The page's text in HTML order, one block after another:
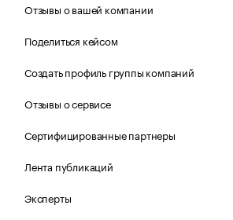
Отзывы о вашей компании
Поделиться кейсом
Создать профиль группы компаний
Отзывы о сервисе
Сертифицированные партнеры
Лента публикаций
Эксперты